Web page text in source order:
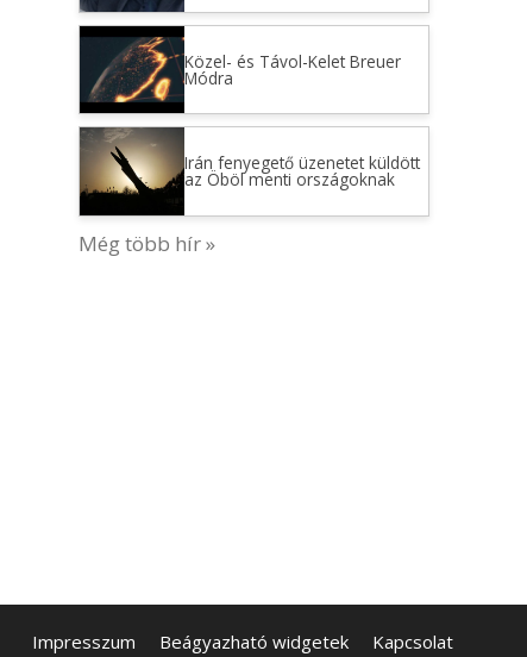
Közel- és Távol-Kelet Breuer
Módra
Irán fenyegető üzenetet küldött
az Öböl menti országoknak
Még több hír »
Impresszum Beágyazható widgetek Kapcsolat